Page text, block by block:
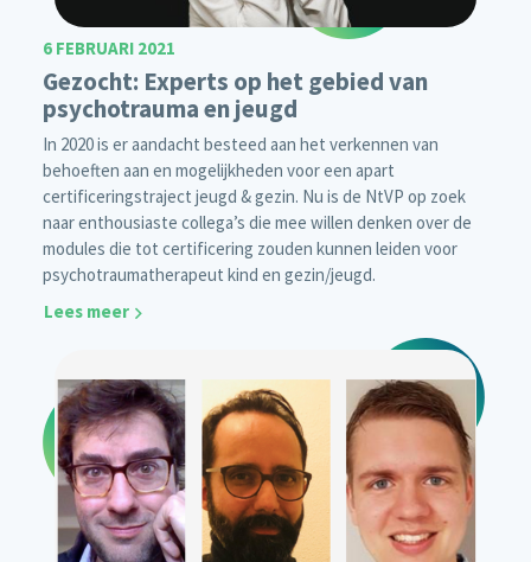
6 FEBRUARI 2021
Gezocht: Experts op het gebied van
psychotrauma en jeugd
In 2020 is er aandacht besteed aan het verkennen van
behoeften aan en mogelijkheden voor een apart
certificeringstraject jeugd & gezin. Nu is de NtVP op zoek
naar enthousiaste collega’s die mee willen denken over de
modules die tot certificering zouden kunnen leiden voor
psychotraumatherapeut kind en gezin/jeugd.
Lees meer